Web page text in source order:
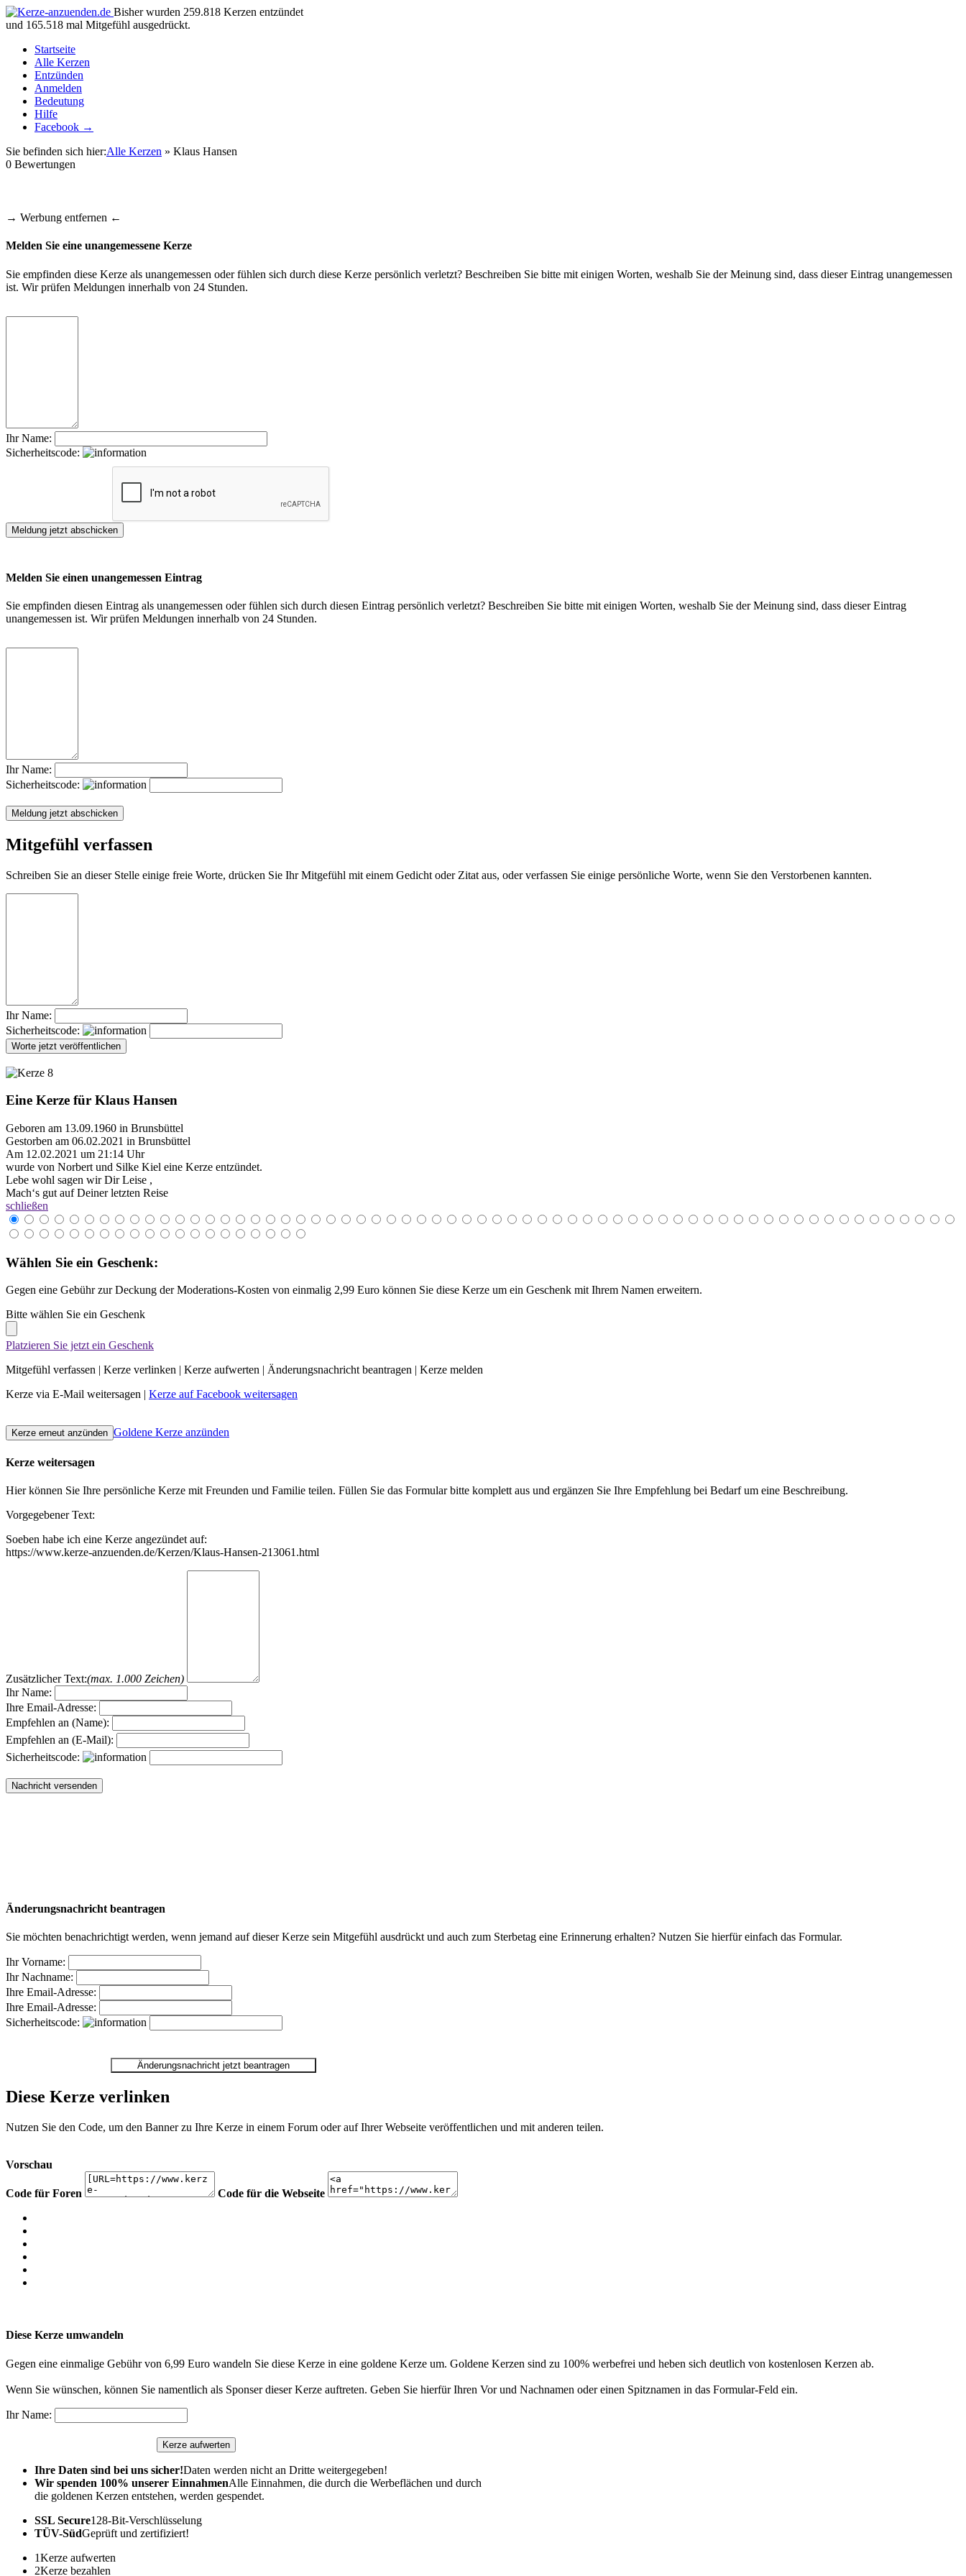
Bisher wurden 259.818 Kerzen entzündet
und 165.518 mal Mitgefühl ausgedrückt.
Startseite
Alle Kerzen
Entzünden
Anmelden
Bedeutung
Hilfe
Facebook →
Sie befinden sich hier:Alle Kerzen » Klaus Hansen
0 Bewertungen
→ Werbung entfernen ←
Melden Sie eine unangemessene Kerze
Sie empfinden diese Kerze als unangemessen oder fühlen sich durch diese Kerze persönlich verletzt? Beschreiben Sie bitte mit einigen Worten, weshalb Sie der Meinung sind, dass dieser Eintrag unangemessen
ist. Wir prüfen Meldungen innerhalb von 24 Stunden.
Ihr Name:
Sicherheitscode:
Melden Sie einen unangemessen Eintrag
Sie empfinden diesen Eintrag als unangemessen oder fühlen sich durch diesen Eintrag persönlich verletzt? Beschreiben Sie bitte mit einigen Worten, weshalb Sie der Meinung sind, dass dieser Eintrag
unangemessen ist. Wir prüfen Meldungen innerhalb von 24 Stunden.
Ihr Name:
Sicherheitscode:
Mitgefühl verfassen
Schreiben Sie an dieser Stelle einige freie Worte, drücken Sie Ihr Mitgefühl mit einem Gedicht oder Zitat aus, oder verfassen Sie einige persönliche Worte, wenn Sie den Verstorbenen kannten.
Ihr Name:
Sicherheitscode:
Eine Kerze für Klaus Hansen
Geboren am 13.09.1960 in Brunsbüttel
Gestorben am 06.02.2021 in Brunsbüttel
Am 12.02.2021 um 21:14 Uhr
wurde von Norbert und Silke Kiel eine Kerze entzündet.
Lebe wohl sagen wir Dir Leise ,
Mach‘s gut auf Deiner letzten Reise
schließen
Wählen Sie ein Geschenk:
Gegen eine Gebühr zur Deckung der Moderations-Kosten von einmalig 2,99 Euro können Sie diese Kerze um ein Geschenk mit Ihrem Namen erweitern.
Bitte wählen Sie ein Geschenk
Platzieren Sie jetzt ein Geschenk
Mitgefühl verfassen
Kerze verlinken Kerze aufwerten Änderungsnachricht beantragen
Kerze melden
Kerze via E-Mail weitersagen
Kerze auf Facebook weitersagen
Goldene Kerze anzünden
Kerze weitersagen
Hier können Sie Ihre persönliche Kerze mit Freunden und Familie teilen. Füllen Sie das Formular bitte komplett aus und ergänzen Sie Ihre Empfehlung bei Bedarf um eine Beschreibung.
Vorgegebener Text:
Soeben habe ich eine Kerze angezündet auf:
https://www.kerze-anzuenden.de/Kerzen/Klaus-Hansen-213061.html
Zusätzlicher Text:(max. 1.000 Zeichen)
Ihr Name:
Ihre Email-Adresse:
Empfehlen an (Name):
Empfehlen an (E-Mail):
Sicherheitscode:
Änderungsnachricht beantragen
Sie möchten benachrichtigt werden, wenn jemand auf dieser Kerze sein Mitgefühl ausdrückt und auch zum Sterbetag eine Erinnerung erhalten? Nutzen Sie hierfür einfach das Formular.
Ihr Vorname:
Ihr Nachname:
Ihre Email-Adresse:
Ihre Email-Adresse:
Sicherheitscode:
Diese Kerze verlinken
Nutzen Sie den Code, um den Banner zu Ihre Kerze in einem Forum oder auf Ihrer Webseite veröffentlichen und mit anderen teilen.
Vorschau
Code für Foren Code für die Webseite
Diese Kerze umwandeln
Gegen eine einmalige Gebühr von 6,99 Euro wandeln Sie diese Kerze in eine goldene Kerze um. Goldene Kerzen sind zu 100% werbefrei und heben sich deutlich von kostenlosen Kerzen ab.
Wenn Sie wünschen, können Sie namentlich als Sponser dieser Kerze auftreten. Geben Sie hierfür Ihren Vor und Nachnamen oder einen Spitznamen in das Formular-Feld ein.
Ihr Name:
Ihre Daten sind bei uns sicher!Daten werden nicht an Dritte weitergegeben!
Wir spenden 100% unserer EinnahmenAlle Einnahmen, die durch die Werbeflächen und durch
die goldenen Kerzen entstehen, werden gespendet.
SSL Secure128-Bit-Verschlüsselung
TÜV-SüdGeprüft und zertifiziert!
1Kerze aufwerten
2Kerze bezahlen